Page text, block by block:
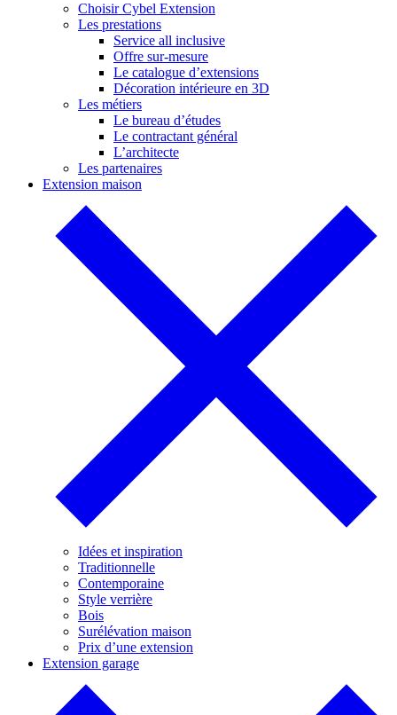
Choisir Cybel Extension
Les prestations
Service all inclusive
Offre sur-mesure
Le catalogue d’extensions
Décoration intérieure en 3D
Les métiers
Le bureau d’études
Le contractant général
L’architecte
Les partenaires
Extension maison
Idées et inspiration
Traditionnelle
Contemporaine
Style verrière
Bois
Surélévation maison
Prix d’une extension
Extension garage